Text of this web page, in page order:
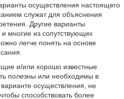
осуществления настоящего
служат для объяснения
Другие варианты
многие из сопутствующих
легче понять на основе
и/или хорошо известные
полезны или необходимы в
осуществления, не
способствовать более